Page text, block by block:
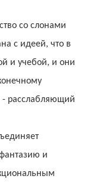
со слонами
с идеей, что в
и учебой, и они
- расслабляющий
и